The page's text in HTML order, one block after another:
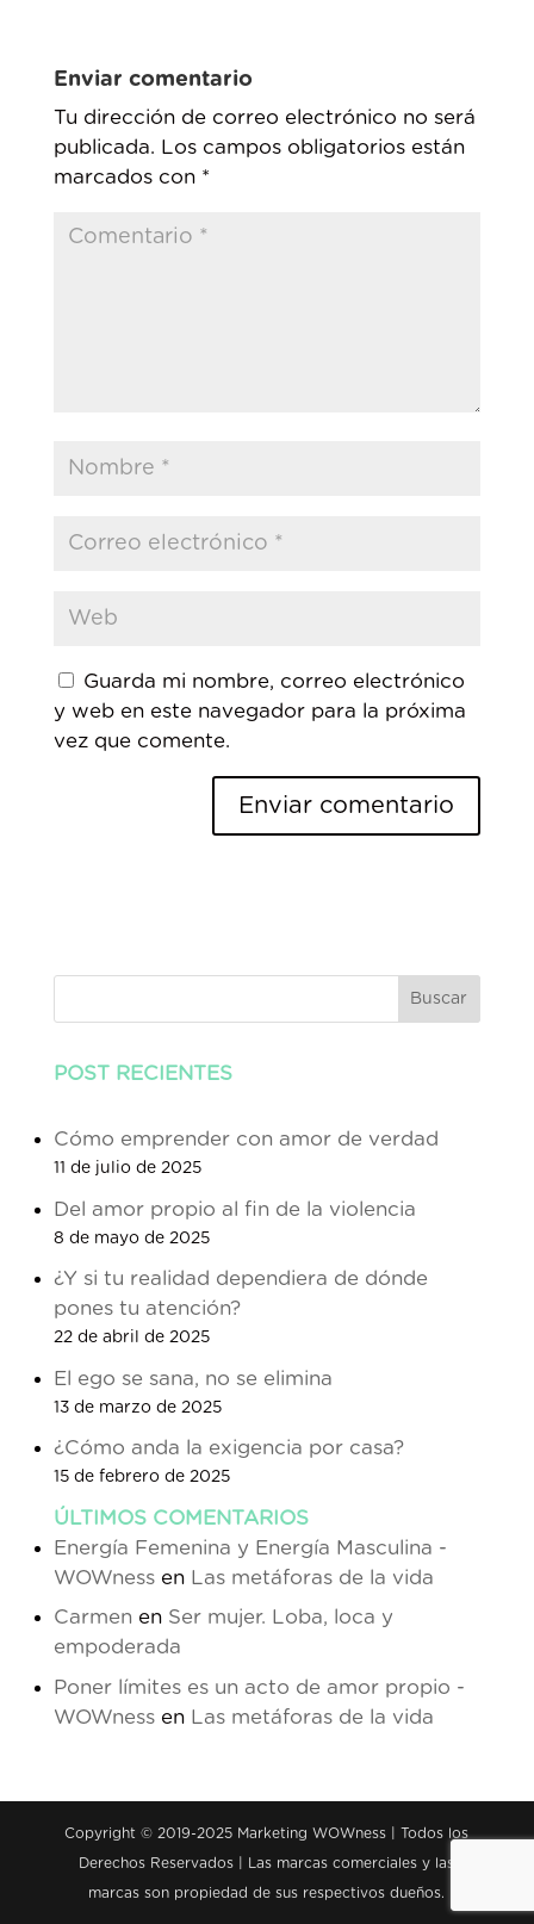
Enviar comentario
Tu dirección de correo electrónico no será
publicada. Los campos obligatorios están
marcados con *
Guarda mi nombre, correo electrónico
y web en este navegador para la próxima
vez que comente.
Buscar
POST RECIENTES
Cómo emprender con amor de verdad
11 de julio de 2025
Del amor propio al fin de la violencia
8 de mayo de 2025
¿Y si tu realidad dependiera de dónde
pones tu atención?
22 de abril de 2025
El ego se sana, no se elimina
13 de marzo de 2025
¿Cómo anda la exigencia por casa?
15 de febrero de 2025
ÚLTIMOS COMENTARIOS
Energía Femenina y Energía Masculina -
WOWnessen Las metáforas de la vida
Carmen en Ser mujer. Loba, loca y
empoderada
Poner límites es un acto de amor propio -
WOWnessen Las metáforas de la vida
Copyright © 2019-2025 Marketing WOWness | Todos los
Derechos Reservados | Las marcas comerciales y las
marcas son propiedad de sus respectivos dueños.